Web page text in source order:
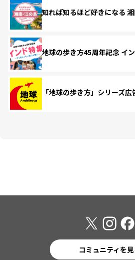
知れば知るほど好きになる
地球の歩き方45周年記念 イ
「地球の歩き方」シリーズ
コミュニティを